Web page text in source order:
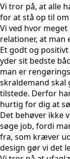
Vi tror på, at alle
for at stå op til
Vi ved hvor
relationer, at man
Et godt og
yder sit bedste
man er
skraldemand
tilstede. Derfor
hurtig for dig at
Det behøver ikke
søge job, fordi
fra, som kræver
design gør vi det